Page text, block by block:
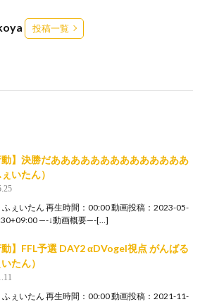
投稿一覧
動】決勝だああああああああああああああ
いたん）
ふぇいたん 再生時間：00:00 動画投稿：2023-05-
—-↓動画概要—-[…]
動】FFL予選 DAY2 αDVogel視点 がんばる
たん）
ふぇいたん 再生時間：00:00 動画投稿：2021-11-